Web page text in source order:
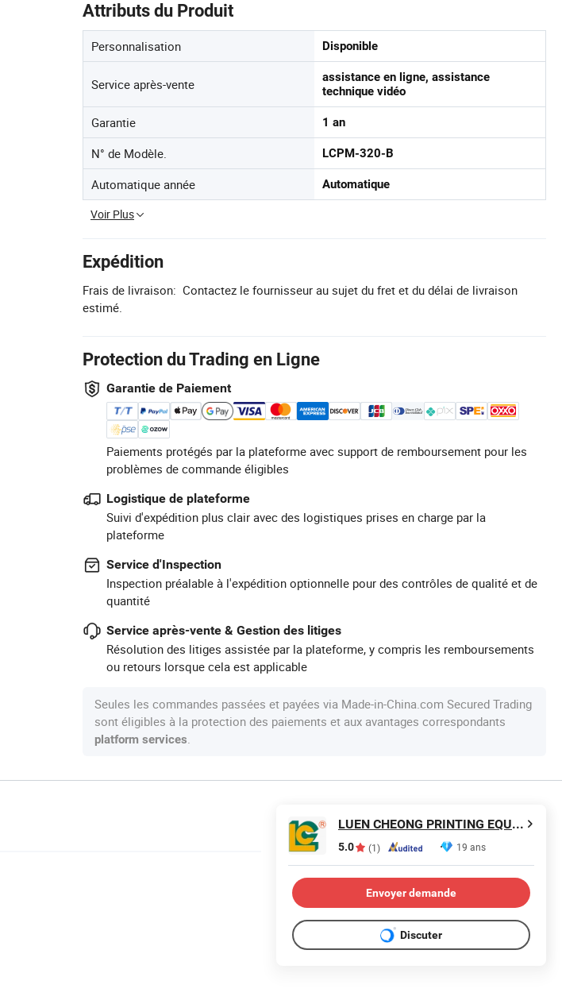
Attributs du Produit
Personnalisation Disponible
Service après-vente
assistance en ligne, assistance
technique vidéo
Garantie 1 an
N° de Modèle. LCPM-320-B
Automatique année Automatique
Voir Plus
Expédition
Frais de livraison: Contactez le fournisseur au sujet du fret et du délai de livraison
estimé.
Protection du Trading en Ligne
Garantie de Paiement
Paiements protégés par la plateforme avec support de remboursement pour les
problèmes de commande éligibles
Logistique de plateforme
Suivi d'expédition plus clair avec des logistiques prises en charge par la
plateforme
Service d'Inspection
Inspection préalable à l'expédition optionnelle pour des contrôles de qualité et de
quantité
Service après-vente & Gestion des litiges
Résolution des litiges assistée par la plateforme, y compris les remboursements
ou retours lorsque cela est applicable
Seules les commandes passées et payées via Made-in-China.com Secured Trading
sont éligibles à la protection des paiements et aux avantages correspondants
platform services.
LUEN CHEONG PRINTING EQUIPMENT LTD
5.0 (1) 19 ans
Envoyer demande
Discuter